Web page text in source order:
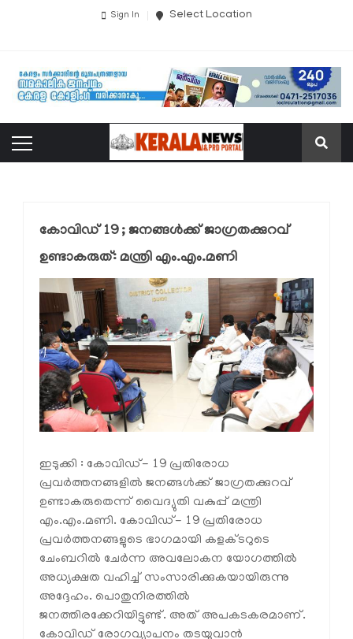
Sign In Select Location
കോവിഡ് 19 ; ജനങ്ങള്‍ക്ക് ജാഗ്രതക്കുറവ്
ഉണ്ടാകരുത്: മന്ത്രി എം.എം.മണി
ഇടുക്കി : കോവിഡ്- 19 പ്രതിരോധ
പ്രവര്‍ത്തനങ്ങളില്‍ ജനങ്ങള്‍ക്ക് ജാഗ്രതക്കുറവ്
ഉണ്ടാകരുതെന്ന് വൈദ്യുതി വകുപ്പ് മന്ത്രി
എം.എം.മണി. കോവിഡ്- 19 പ്രതിരോധ
പ്രവര്‍ത്തനങ്ങളുടെ ഭാഗമായി കളക്ടറുടെ
ചേംബറില്‍ ചേര്‍ന്ന അവലോകന യോഗത്തില്‍
അധ്യക്ഷത വഹിച്ച് സംസാരിക്കുകയായിരുന്നു
അദ്ദേഹം. പൊതുനിരത്തില്‍
ജനത്തിരക്കേറിയിട്ടുണ്ട്. അത് അപകടകരമാണ്.
കോവിഡ് രോഗവ്യാപനം തടയുവാന്‍